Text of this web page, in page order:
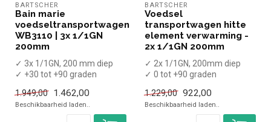
BARTSCHER
Bain marie
voedseltransportwagen
WB3110 | 3x 1/1GN
200mm
✓ 3x 1/1GN, 200 mm diep
✓ +30 tot +90 graden
✓ Breedte 65,...
1.949,00 1.462,00
Beschikbaarheid laden..
BARTSCHER
Voedsel
transportwagen hitte
element verwarming -
2x 1/1GN 200mm
✓ 2x 1/1GN, 200mm diep
✓ 0 tot +90 graden
cm, hoogt...
1.229,00 922,00
Beschikbaarheid laden..